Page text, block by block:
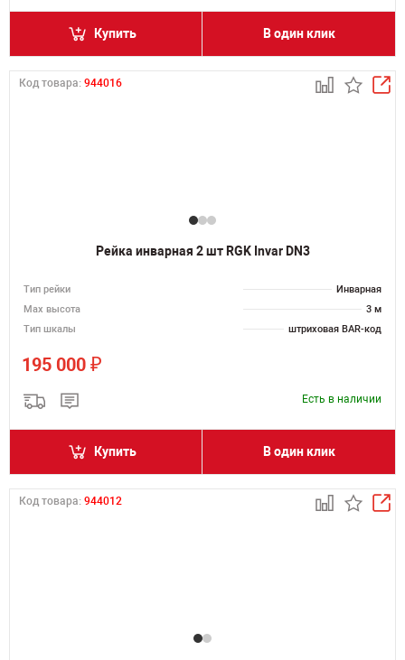
Купить В один клик
Код товара: 944016
Рейка инварная 2 шт RGK Invar DN3
Тип рейки
Инварная
Мах высота
3 м
Тип шкалы
штриховая BAR-код
195 000 ₽
Есть в наличии
Купить В один клик
Код товара: 944012